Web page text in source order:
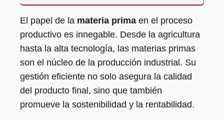
El papel de la materia prima en el proceso
productivo es innegable. Desde la agricultura
hasta la alta tecnología, las materias primas
son el núcleo de la producción industrial. Su
gestión eficiente no solo asegura la calidad
del producto final, sino que también
promueve la sostenibilidad y la rentabilidad.